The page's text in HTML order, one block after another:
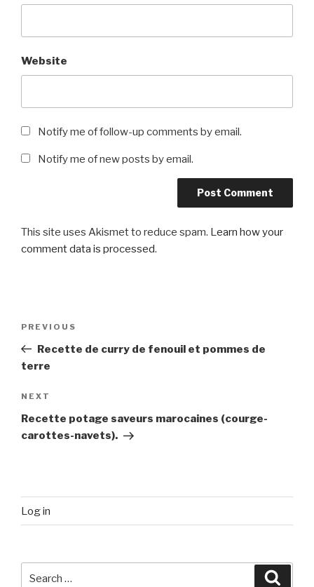
Website
Notify me of follow-up comments by email.
Notify me of new posts by email.
This site uses Akismet to reduce spam. Learn how your
comment data is processed.
Previous
Post
PREVIOUS
Recette de curry de fenouil et pommes de
terre
Next
Post
NEXT
Recette potage saveurs marocaines (courge-
carottes-navets).
Log in